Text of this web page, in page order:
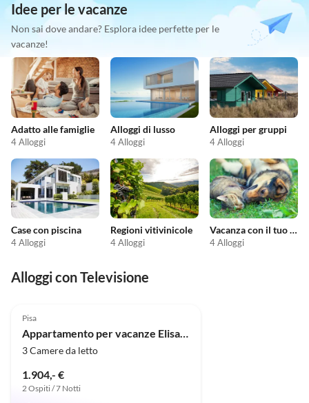
Idee per le vacanze
Non sai dove andare? Esplora idee perfette per le
vacanze!
Adatto alle famiglie
4 Alloggi
Alloggi di lusso
4 Alloggi
Alloggi per gruppi
4 Alloggi
Case con piscina
4 Alloggi
Regioni vitivinicole
4 Alloggi
Vacanza con il tuo animale domestico
4 Alloggi
Alloggi con Televisione
Pisa
Appartamento per vacanze Elisa Rot
3 Camere da letto
1.904,- €
2 Ospiti / 7 Notti